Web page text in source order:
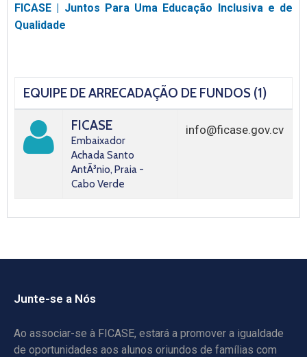
FICASE | Juntos Para Uma Educação Inclusiva e de
Qualidade
EQUIPE DE ARRECADAÇÃO DE FUNDOS (1)
FICASE
Embaixador
Achada Santo
AntÃ³nio, Praia -
Cabo Verde
info@ficase.gov.cv
Junte-se a Nós
Ao associar-se à FICASE, estará a promover a igualdade
de oportunidades aos alunos oriundos de famílias com